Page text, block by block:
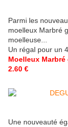
Parmi les
moelleux Marbré
moelleuse...
Un régal pour un
Moelleux
2.60 €
Une nouveauté